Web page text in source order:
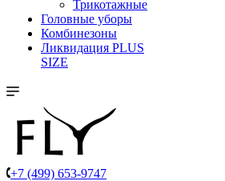
Трикотажные
Головные уборы
Комбинезоны
Ликвидация PLUS
SIZE
+7 (499) 653-9747